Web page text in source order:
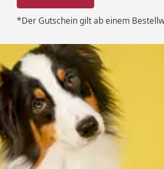
*Der Gutschein gilt ab einem
Trusted